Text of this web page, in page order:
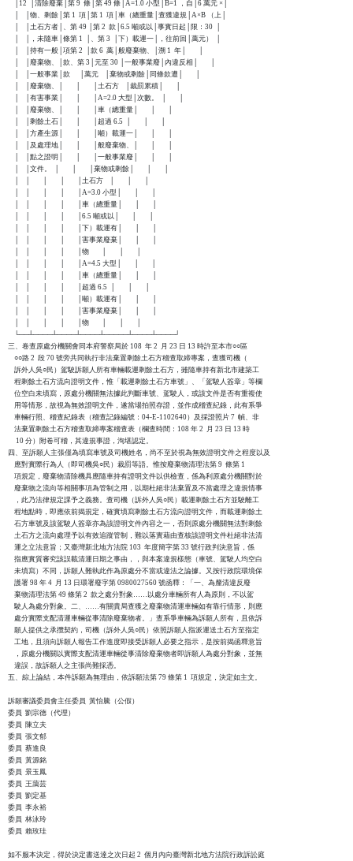
    │12  │清除廢棄│第 9  條│第 49 條│A=1.0 小型│B=1 ，自│6 萬元 ×│
    │    │物、剩餘│第 1  項│第 1  項│車（總重量│查獲違規│A×B （上│
    │    │土石方者│、第 49 │第 2  款│6.5 噸或以│事實日起│限：30  │
    │    │，未隨車│條第 1  │、第 3  │下）載運一│，往前回│萬元）  │
    │    │持有一般│項第 2  │款 6  萬│般廢棄物、│溯 1  年│        │
    │    │廢棄物、│款、第 3│元至 30 │一般事業廢│內違反相│        │
    │    │一般事業│款      │萬元    │棄物或剩餘│同條款遭│        │
    │    │廢棄物、│        │        │土石方    │裁罰累積│        │
    │    │有害事業│        │        │A=2.0 大型│次數。  │        │
    │    │廢棄物、│        │        │車（總重量│        │        │
    │    │剩餘土石│        │        │超過 6.5  │        │        │
    │    │方產生源│        │        │噸）載運一│        │        │
    │    │及處理地│        │        │般廢棄物、│        │        │
    │    │點之證明│        │        │一般事業廢│        │        │
    │    │文件。  │        │        │棄物或剩餘│        │        │
    │    │        │        │        │土石方    │        │        │
    │    │        │        │        │A=3.0 小型│        │        │
    │    │        │        │        │車（總重量│        │        │
    │    │        │        │        │6.5 噸或以│        │        │
    │    │        │        │        │下）載運有│        │        │
    │    │        │        │        │害事業廢棄│        │        │
    │    │        │        │        │物        │        │        │
    │    │        │        │        │A=4.5 大型│        │        │
    │    │        │        │        │車（總重量│        │        │
    │    │        │        │        │超過 6.5  │        │        │
    │    │        │        │        │噸）載運有│        │        │
    │    │        │        │        │害事業廢棄│        │        │
    │    │        │        │        │物        │        │        │
    └──┴────┴────┴────┴─────┴────┴────┘
三、卷查原處分機關會同本府警察局於 108  年 2  月 23 日 13 時許至本市○○區
    ○○路 2  段 70 號旁共同執行非法棄置剩餘土石方稽查取締專案，查獲司機（
    訴外人吳○民）駕駛訴願人所有車輛載運剩餘土石方，雖隨車持有新北市建築工
    程剩餘土石方流向證明文件，惟「載運剩餘土石方車號」、「駕駛人簽章」等欄
    位空白未填寫，原處分機關無法據此判斷車號、駕駛人，或該文件是否有重複使
    用等情形，故視為無效證明文件，遂當場拍照存證，並作成稽查紀錄，此有系爭
    車輛行照、稽查紀錄表（稽查記錄編號：04-E-1102640）及採證照片 7  幀、非
    法棄置剩餘土石方稽查取締專案稽查表（欄查時間：108 年 2  月 23 日 13 時
     10 分）附卷可稽，其違規事證，洵堪認定。
四、至訴願人主張僅為填寫車號及司機姓名，尚不至於視為無效證明文件之程度以及
    應對實際行為人（即司機吳○民）裁罰等語。惟按廢棄物清理法第 9  條第 1
    項規定，廢棄物清除機具應隨車持有證明文件以供檢查，係為利原處分機關對於
    廢棄物之流向等相關事項為管制之用，以期杜絕非法棄置及不當處理之違規情事
    ，此乃法律規定課予之義務。查司機（訴外人吳○民）載運剩餘土石方並駛離工
    程地點時，即應依前揭規定，確實填寫剩餘土石方流向證明文件，而載運剩餘土
    石方車號及該駕駛人簽章亦為該證明文件內容之一，否則原處分機關無法對剩餘
    土石方之流向處理予以有效追蹤管制，難以落實藉由查核該證明文件杜絕非法清
    運之立法意旨；又臺灣新北地方法院 103  年度簡字第 33 號行政判決意旨，係
    指應實質審究該誤載清運日期之事由，，與本案違規樣態（車號、駕駛人均空白
    未填寫）不同，訴願人難執此作為原處分不當或違法之論據。又按行政院環境保
    護署 98 年 4  月 13 日環署廢字第 0980027560 號函釋：「一、為釐清違反廢
    棄物清理法第 49 條第 2  款之處分對象……以處分車輛所有人為原則，不以駕
    駛人為處分對象。二、……有關貴局查獲之廢棄物清運車輛如有靠行情形，則應
    處分實際支配清運車輛從事清除廢棄物者。」查系爭車輛為訴願人所有，且依訴
    願人提供之承攬契約，司機（訴外人吳○民）依照訴願人指派運送土石方至指定
    工地，且須向訴願人報告工作進度即接受訴願人必要之指示，是按前揭函釋意旨
    ，原處分機關以實際支配清運車輛從事清除廢棄物者即訴願人為處分對象，並無
    違誤，故訴願人之主張尚難採憑。
五、綜上論結，本件訴願為無理由，依訴願法第 79 條第 1  項規定，決定如主文。
訴願審議委員會主任委員  黃怡騰（公假）
委員  劉宗德（代理）
委員  陳立夫
委員  張文郁
委員  蔡進良
委員  黃源銘
委員  景玉鳳
委員  王藹芸
委員  劉定基
委員  李永裕
委員  林泳玲
委員  賴玫珪
如不服本決定，得於決定書送達之次日起 2  個月內向臺灣新北地方法院行政訴訟庭